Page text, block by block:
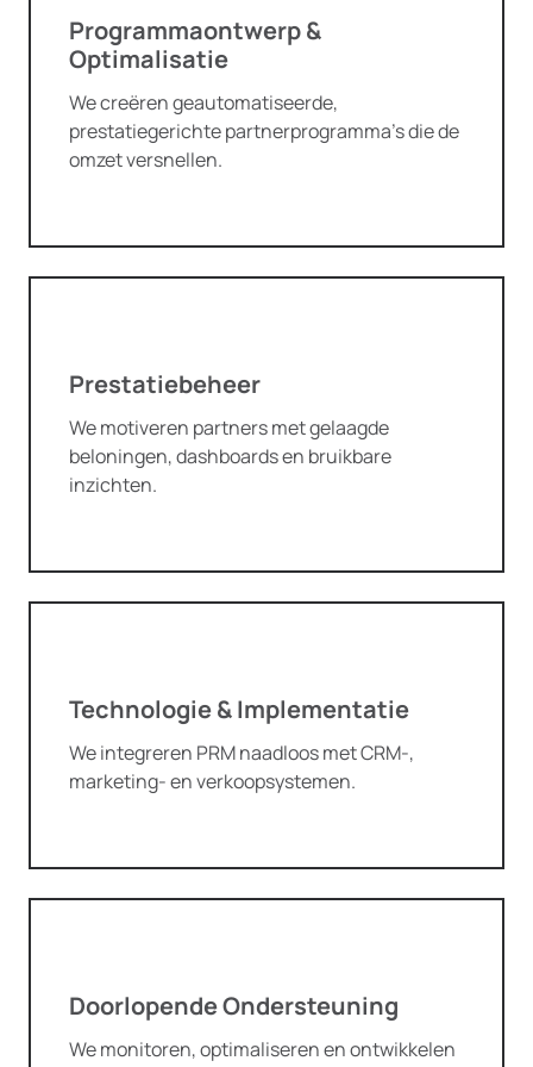
Programmaontwerp &
Optimalisatie
We creëren geautomatiseerde,
prestatiegerichte partnerprogramma’s die de
omzet versnellen.
Prestatiebeheer
We motiveren partners met gelaagde
beloningen, dashboards en bruikbare
inzichten.
Technologie & Implementatie
We integreren PRM naadloos met CRM-,
marketing- en verkoopsystemen.
Doorlopende Ondersteuning
We monitoren, optimaliseren en ontwikkelen